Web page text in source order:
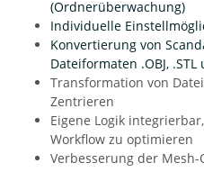
(Ordnerüberwachung)
Individuelle
Konvertierung von
Dateiformaten .OBJ, .STL
Transformation von
Zentrieren
Eigene Logik
Workflow zu optimieren
Verbesserung der